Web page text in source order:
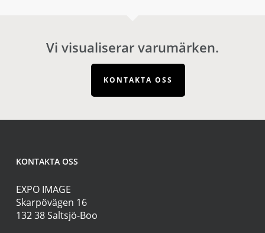
Vi visualiserar varumärken.
KONTAKTA OSS
KONTAKTA OSS
EXPO IMAGE
Skarpövägen 16
132 38 Saltsjö-Boo